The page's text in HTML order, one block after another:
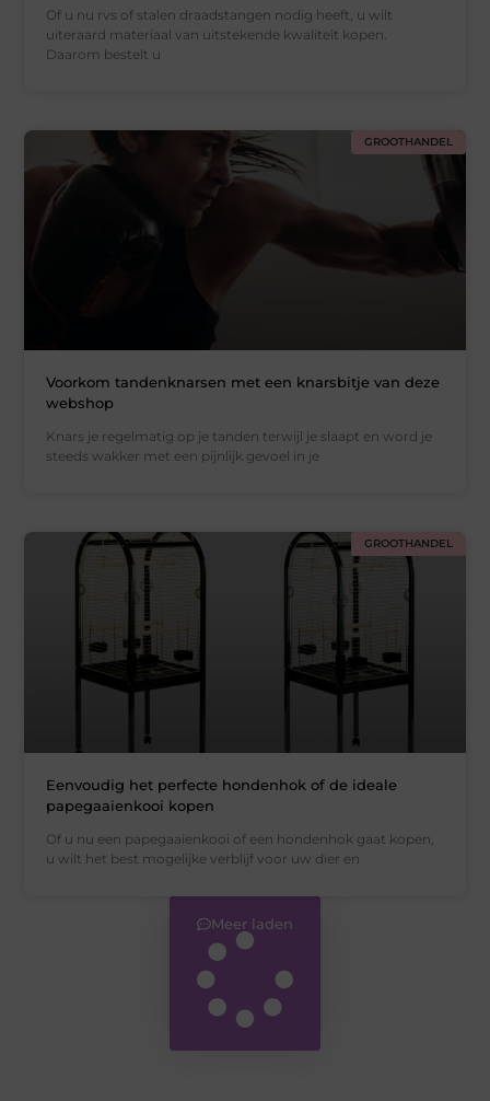
Of u nu rvs of stalen draadstangen nodig heeft, u wilt
uiteraard materiaal van uitstekende kwaliteit kopen.
Daarom bestelt u
GROOTHANDEL
Voorkom tandenknarsen met een knarsbitje van deze
webshop
Knars je regelmatig op je tanden terwijl je slaapt en word je
steeds wakker met een pijnlijk gevoel in je
GROOTHANDEL
Eenvoudig het perfecte hondenhok of de ideale
papegaaienkooi kopen
Of u nu een papegaaienkooi of een hondenhok gaat kopen,
u wilt het best mogelijke verblijf voor uw dier en
Meer laden